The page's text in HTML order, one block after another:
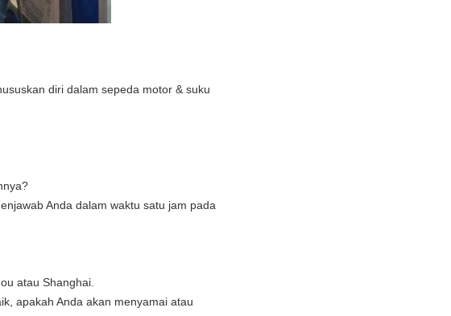
diri dalam sepeda motor & suku
Anda dalam waktu satu jam pada
atau Shanghai.
apakah Anda akan menyamai atau